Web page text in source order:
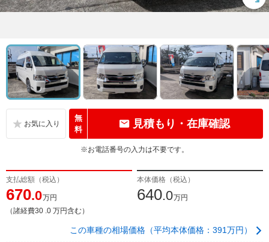
無
料
見積もり・在庫確認
※お電話番号の入力は不要です。
支払総額（税込）
670.0万円
（諸経費30 .0 万円含む）
本体価格（税込）
640.0万円
この車種の相場価格（平均本体価格：391万円）